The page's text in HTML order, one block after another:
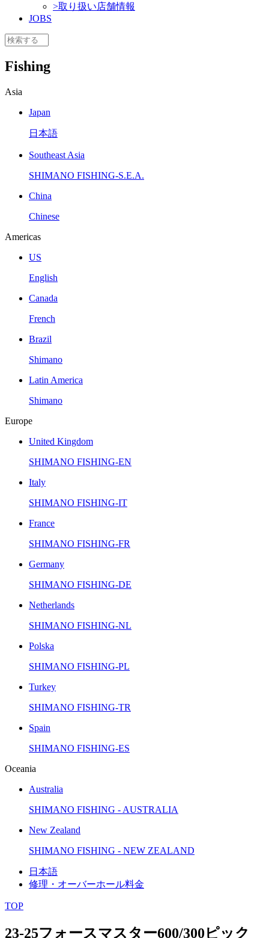
>取り扱い店舗情報
JOBS
Fishing
Asia
Japan
日本語
Southeast Asia
SHIMANO FISHING-S.E.A.
China
Chinese
Americas
US
English
Canada
French
Brazil
Shimano
Latin America
Shimano
Europe
United Kingdom
SHIMANO FISHING-EN
Italy
SHIMANO FISHING-IT
France
SHIMANO FISHING-FR
Germany
SHIMANO FISHING-DE
Netherlands
SHIMANO FISHING-NL
Polska
SHIMANO FISHING-PL
Turkey
SHIMANO FISHING-TR
Spain
SHIMANO FISHING-ES
Oceania
Australia
SHIMANO FISHING - AUSTRALIA
New Zealand
SHIMANO FISHING - NEW ZEALAND
日本語
修理・オーバーホール料金
TOP
23-25フォースマスター600/300ピック